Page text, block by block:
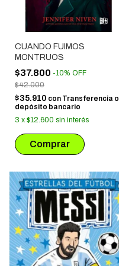
CUANDO FUIMOS
MONTRUOS
$37.800 -10% OFF
$42.000
$35.910 con Transferencia o
depósito bancario
3 x $12.600 sin interés